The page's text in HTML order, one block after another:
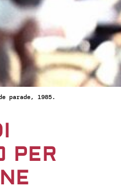
parade, 1985.
PER